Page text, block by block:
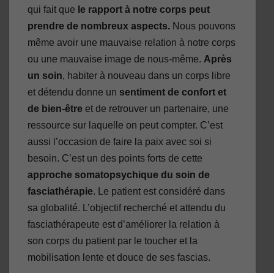
qui fait que le rapport à notre corps peut
prendre de nombreux aspects. Nous pouvons
même avoir une mauvaise relation à notre corps
ou une mauvaise image de nous-même. Après
un soin, habiter à nouveau dans un corps libre
et détendu donne un sentiment de confort et
de bien-être et de retrouver un partenaire, une
ressource sur laquelle on peut compter. C’est
aussi l’occasion de faire la paix avec soi si
besoin. C’est un des points forts de cette
approche somatopsychique du soin de
fasciathérapie. Le patient est considéré dans
sa globalité. L’objectif recherché et attendu du
fasciathérapeute est d’améliorer la relation à
son corps du patient par le toucher et la
mobilisation lente et douce de ses fascias.